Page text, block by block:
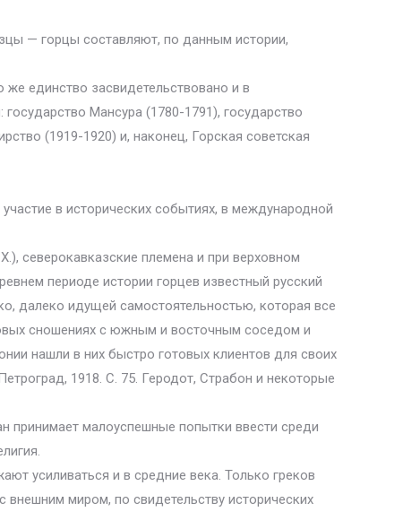
— горцы составляют, по данным истории,
единство засвидетельствовано и в
Мансура (1780-1791), государство
(1919-1920) и, наконец, Горская советская
в исторических событиях, в международной
северокавказские племена и при верховном
периоде истории горцев известный русский
далеко идущей самостоятельностью, которая все
сношениях с южным и восточным соседом и
нашли в них быстро готовых клиентов для своих
1918. С. 75. Геродот, Страбон и некоторые
принимает малоуспешные попытки ввести среди
усиливаться и в средние века. Только греков
внешним миром, по свидетельству исторических